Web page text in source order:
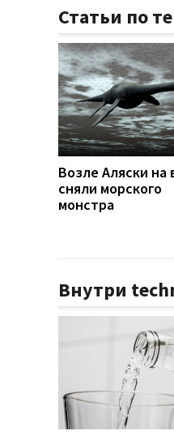
Статьи по
Возле Аляски на
сняли морского
монстра
Внутри